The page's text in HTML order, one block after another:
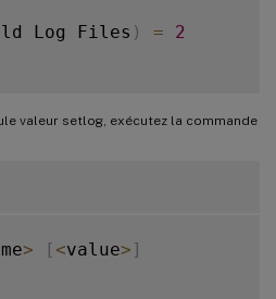
Log Files ) = 2
valeur setlog, exécutez la commande
> [ <value> ]